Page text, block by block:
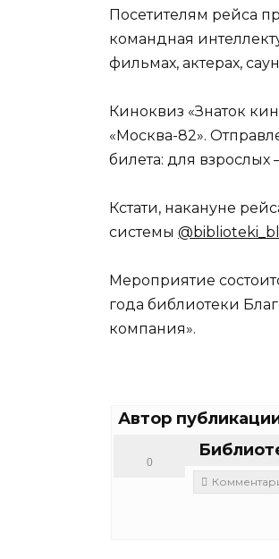
Посетителям рейса
командная
фильмах, актерах,
Киноквиз «Знаток
«Москва-82».
билета: для взрослых
Кстати, накануне
системы
Мероприятие
года библиотеки
компания».
Автор
0